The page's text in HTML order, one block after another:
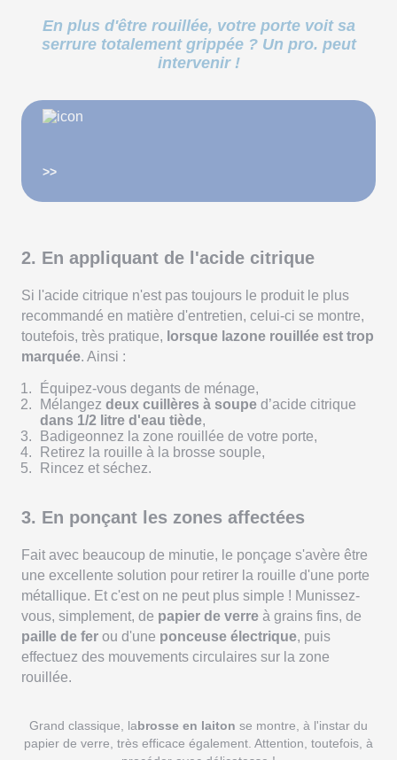
En plus d'être rouillée, votre porte voit sa
serrure totalement grippée ? Un pro. peut
intervenir !
>>
2. En appliquant de l'acide citrique
Si l'acide citrique n'est pas toujours le produit le plus
recommandé en matière d'entretien, celui-ci se montre,
toutefois, très pratique, lorsque lazone rouillée est trop
marquée. Ainsi :
Équipez-vous degants de ménage,
Mélangez deux cuillères à soupe d’acide citrique
dans 1/2 litre d'eau tiède,
Badigeonnez la zone rouillée de votre porte,
Retirez la rouille à la brosse souple,
Rincez et séchez.
3. En ponçant les zones affectées
Fait avec beaucoup de minutie, le ponçage s'avère être
une excellente solution pour retirer la rouille d'une porte
métallique. Et c'est on ne peut plus simple ! Munissez-
vous, simplement, de papier de verre à grains fins, de
paille de fer ou d'une ponceuse électrique, puis
effectuez des mouvements circulaires sur la zone
rouillée.
Grand classique, labrosse en laiton se montre, à l'instar du
papier de verre, très efficace également. Attention, toutefois, à